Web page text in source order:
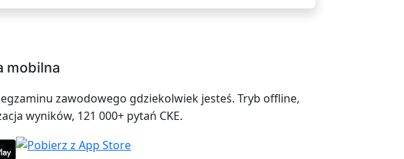
mobilna
zawodowego gdziekolwiek jesteś. Tryb offline,
wyników, 121 000+ pytań CKE.